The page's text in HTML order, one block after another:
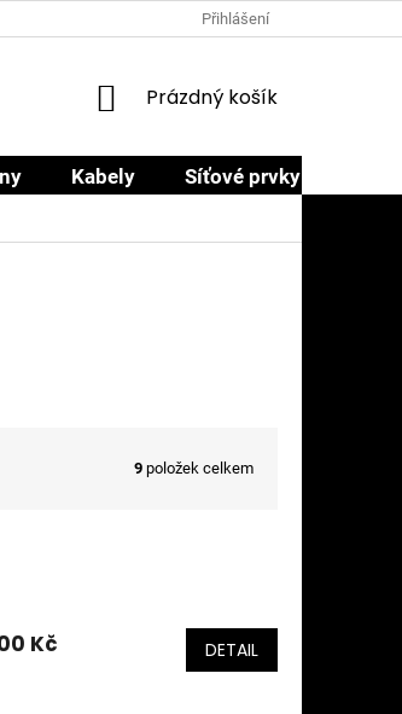
OBCHODNÍ PODMÍNKY
Přihlášení
NÁKUPNÍ
Prázdný košík
Kabely Síťové prvky
9 položek celkem
Kč DETAIL